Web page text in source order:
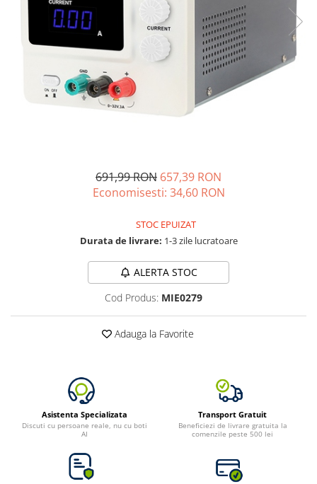
Acumulatori de stocare
Componente sisteme de balcon
691,99 RON 657,39 RON
Economisesti: 34,60 RON
STOC EPUIZAT
Durata de livrare: 1-3 zile lucratoare
ALERTA STOC
Cod Produs: MIE0279
Adauga la Favorite
Asistenta Specializata
Discuti cu persoane reale, nu cu boti
AI
Transport Gratuit
Beneficiezi de livrare gratuita la
comenzile peste 500 lei